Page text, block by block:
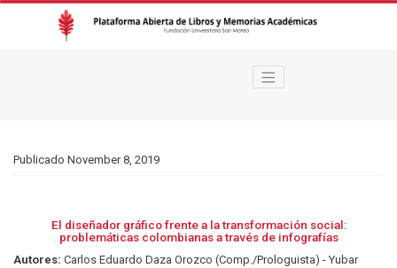
Publicado November 8, 2019
El diseñador gráfico frente a la transformación social:
problemáticas colombianas a través de infografías
Autores: Carlos Eduardo Daza Orozco (Comp./Prologuista) - Yubar